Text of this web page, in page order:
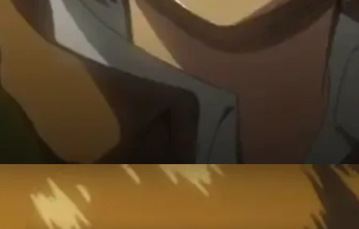
Đang mở https://susach.edu.vn/armin